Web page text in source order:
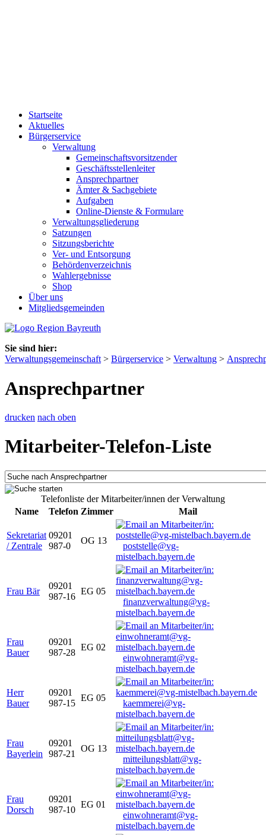
Startseite
Aktuelles
Bürgerservice
Verwaltung
Gemeinschaftsvorsitzender
Geschäftsstellenleiter
Ansprechpartner
Ämter & Sachgebiete
Aufgaben
Online-Dienste & Formulare
Verwaltungsgliederung
Satzungen
Sitzungsberichte
Ver- und Entsorgung
Behördenverzeichnis
Wahlergebnisse
Shop
Über uns
Mitgliedsgemeinden
Sie sind hier:
Verwaltungsgemeinschaft > Bürgerservice > Verwaltung >
Ansprechpartner
drucken nach oben
Mitarbeiter-Telefon-Liste
Telefonliste der Mitarbeiter/innen der Verwaltung
Name
Telefon Zimmer Mail
Sekretariat
/ Zentrale
09201
987-0
OG 13
poststelle@vg-
mistelbach.bayern.de
Frau Bär
09201
987-16
EG 05
finanzverwaltung@vg-
mistelbach.bayern.de
Frau
Bauer
09201
987-28
EG 02
einwohneramt@vg-
mistelbach.bayern.de
Herr
Bauer
09201
987-15
EG 05
kaemmerei@vg-
mistelbach.bayern.de
Frau
Bayerlein
09201
987-21
OG 13
mitteilungsblatt@vg-
mistelbach.bayern.de
Frau
Dorsch
09201
987-10
EG 01
einwohneramt@vg-
mistelbach.bayern.de